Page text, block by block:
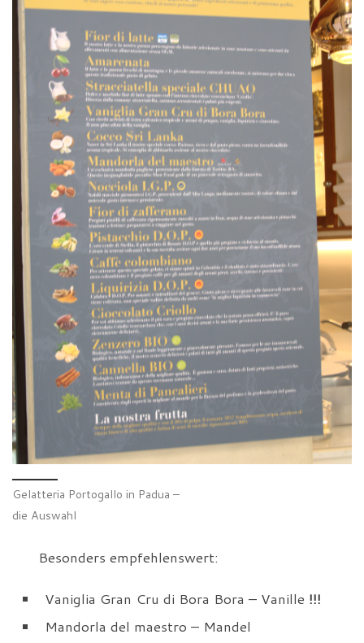
Gelatteria Portogallo in Padua –
die Auswahl
Besonders empfehlenswert:
Vaniglia Gran Cru di Bora Bora – Vanille !!!
Mandorla del maestro – Mandel